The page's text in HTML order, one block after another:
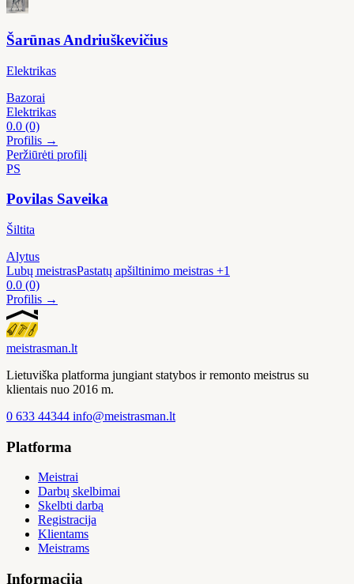
Šarūnas Andriuškevičius
Elektrikas
Bazorai
Elektrikas
0.0 (0)
Profilis →
Peržiūrėti profilį
PS
Povilas Saveika
Šiltita
Alytus
Lubų meistrasPastatų apšiltinimo meistras +1
0.0 (0)
Profilis →
meistrasman.lt
Lietuviška platforma jungiant statybos ir remonto meistrus su
klientais nuo 2016 m.
0 633 44344 info@meistrasman.lt
Platforma
Meistrai
Darbų skelbimai
Skelbti darbą
Registracija
Klientams
Meistrams
Informacija